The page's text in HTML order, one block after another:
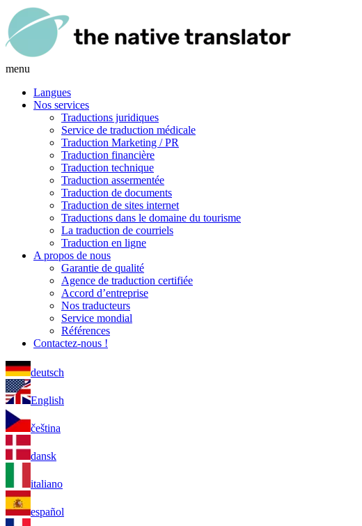
menu
Langues
Nos services
Traductions juridiques
Service de traduction médicale
Traduction Marketing / PR
Traduction financière
Traduction technique
Traduction assermentée
Traduction de documents
Traduction de sites internet
Traductions dans le domaine du tourisme
La traduction de courriels
Traduction en ligne
A propos de nous
Garantie de qualité
Agence de traduction certifiée
Accord d’entreprise
Nos traducteurs
Service mondial
Références
Contactez-nous !
deutsch
English
čeština
dansk
italiano
español